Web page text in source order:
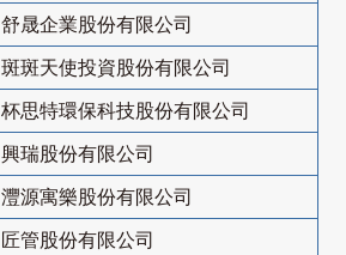
舒晟企業股份有限公司
斑斑天使投資股份有限公司
杯思特環保科技股份有限公司
興瑞股份有限公司
灃源寓樂股份有限公司
匠管股份有限公司